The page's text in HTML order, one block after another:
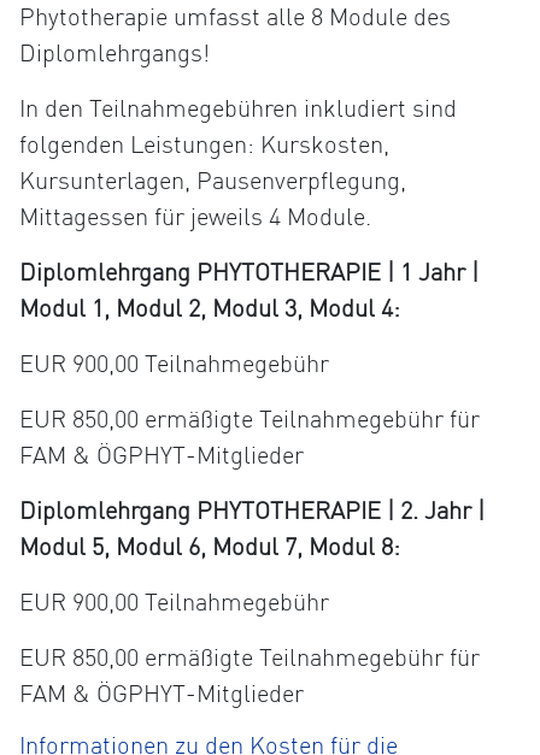
Phytotherapie umfasst alle 8 Module des
Diplomlehrgangs!
In den Teilnahmegebühren inkludiert sind
folgenden Leistungen: Kurskosten,
Kursunterlagen, Pausenverpflegung,
Mittagessen für jeweils 4 Module.
Diplomlehrgang PHYTOTHERAPIE | 1 Jahr |
Modul 1, Modul 2, Modul 3, Modul 4:
EUR 900,00 Teilnahmegebühr
EUR 850,00 ermäßigte Teilnahmegebühr für
FAM & ÖGPHYT-Mitglieder
Diplomlehrgang PHYTOTHERAPIE | 2. Jahr |
Modul 5, Modul 6, Modul 7, Modul 8:
EUR 900,00 Teilnahmegebühr
EUR 850,00 ermäßigte Teilnahmegebühr für
FAM & ÖGPHYT-Mitglieder
Informationen zu den Kosten für die